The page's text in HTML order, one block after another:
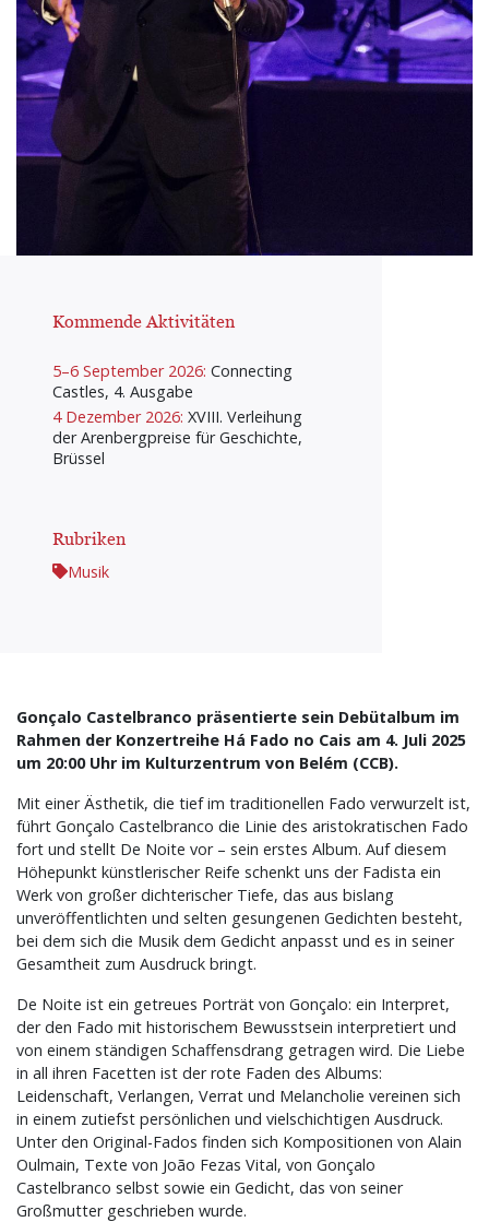
Kommende Aktivitäten
5–6 September 2026: Connecting
Castles, 4. Ausgabe
4 Dezember 2026: XVIII. Verleihung
der Arenbergpreise für Geschichte,
Brüssel
Rubriken
Musik
Gonçalo Castelbranco präsentierte sein Debütalbum im
Rahmen der Konzertreihe Há Fado no Cais am 4. Juli 2025
um 20:00 Uhr im Kulturzentrum von Belém (CCB).
Mit einer Ästhetik, die tief im traditionellen Fado verwurzelt ist,
führt Gonçalo Castelbranco die Linie des aristokratischen Fado
fort und stellt De Noite vor – sein erstes Album. Auf diesem
Höhepunkt künstlerischer Reife schenkt uns der Fadista ein
Werk von großer dichterischer Tiefe, das aus bislang
unveröffentlichten und selten gesungenen Gedichten besteht,
bei dem sich die Musik dem Gedicht anpasst und es in seiner
Gesamtheit zum Ausdruck bringt.
De Noite ist ein getreues Porträt von Gonçalo: ein Interpret,
der den Fado mit historischem Bewusstsein interpretiert und
von einem ständigen Schaffensdrang getragen wird. Die Liebe
in all ihren Facetten ist der rote Faden des Albums:
Leidenschaft, Verlangen, Verrat und Melancholie vereinen sich
in einem zutiefst persönlichen und vielschichtigen Ausdruck.
Unter den Original-Fados finden sich Kompositionen von Alain
Oulmain, Texte von João Fezas Vital, von Gonçalo
Castelbranco selbst sowie ein Gedicht, das von seiner
Großmutter geschrieben wurde.